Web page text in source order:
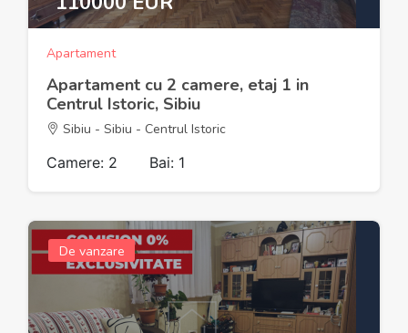
Apartament
Apartament cu 2 camere, etaj 1 in
Centrul Istoric, Sibiu
Sibiu - Sibiu - Centrul Istoric
Camere: 2 Bai: 1
De vanzare